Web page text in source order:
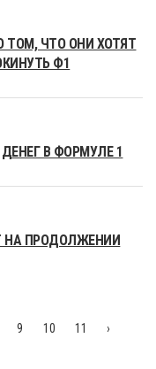
ТОМ, ЧТО ОНИ ХОТЯТ
Ф1
В ФОРМУЛЕ 1
НА ПРОДОЛЖЕНИИ
9 10 11 ›